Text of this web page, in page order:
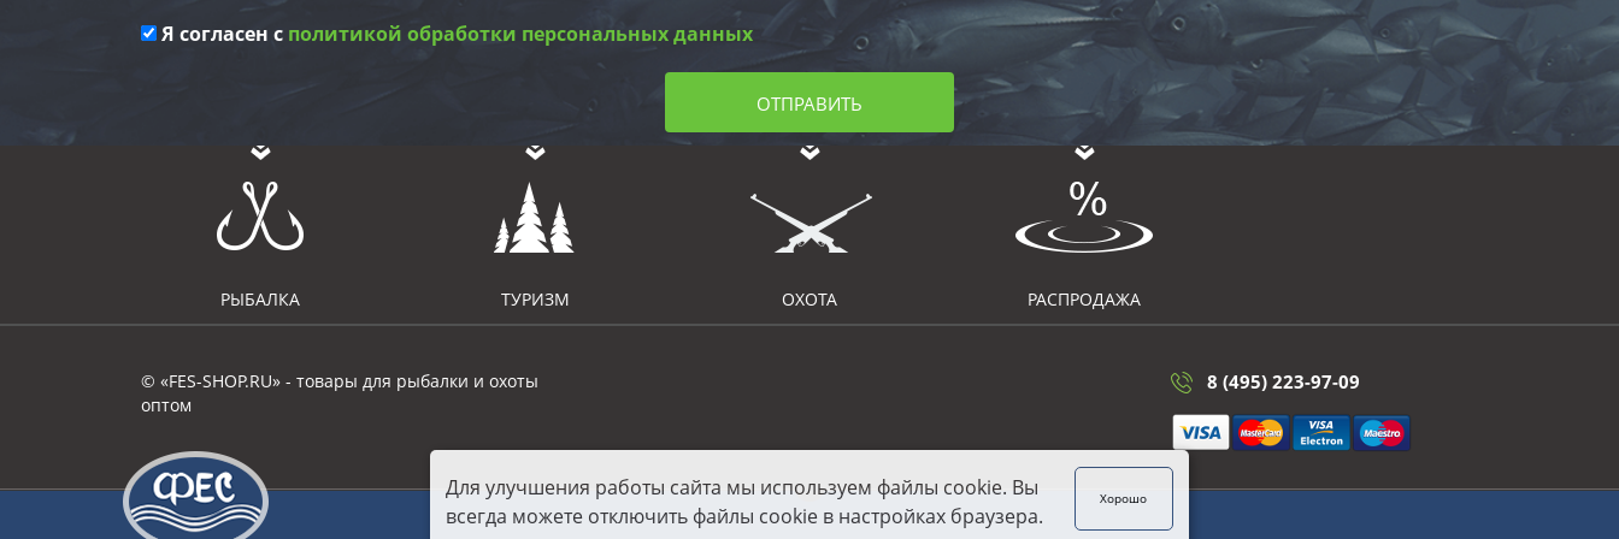
Я согласен с политикой обработки персональных данных
ОТПРАВИТЬ
РЫБАЛКА ТУРИЗМ ОХОТА РАСПРОДАЖА
© «FES-SHOP.RU» - товары для рыбалки и охоты
оптом
8 (495) 223-97-09
Для улучшения работы сайта мы используем файлы cookie. Вы
всегда можете отключить файлы cookie в настройках браузера.
Хорошо